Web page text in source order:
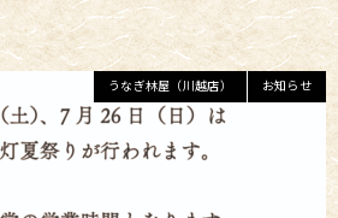
うなぎ林屋（川越店） お知らせ